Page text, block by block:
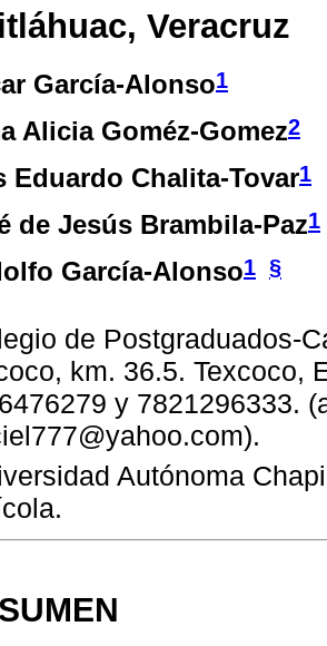
Veracruz
García-Alonso1
Alicia Goméz-Gomez2
Eduardo Chalita-Tovar1
de Jesús Brambila-Paz1
García-Alonso1 §
de Postgraduados-
km. 36.5. Texcoco,
y 7821296333.
Autónoma